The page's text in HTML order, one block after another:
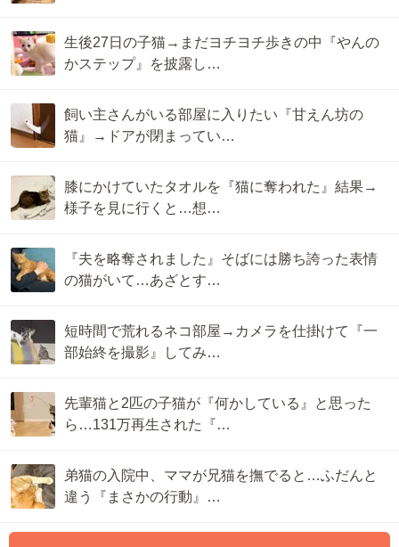
生後27日の子猫→まだヨチヨチ歩きの中『やんの
かステップ』を披露し…
飼い主さんがいる部屋に入りたい『甘えん坊の
猫』→ドアが閉まってい…
膝にかけていたタオルを『猫に奪われた』結果→
様子を見に行くと…想…
『夫を略奪されました』そばには勝ち誇った表情
の猫がいて…あざとす…
短時間で荒れるネコ部屋→カメラを仕掛けて『一
部始終を撮影』してみ…
先輩猫と2匹の子猫が『何かしている』と思った
ら…131万再生された『…
弟猫の入院中、ママが兄猫を撫でると…ふだんと
違う『まさかの行動』…